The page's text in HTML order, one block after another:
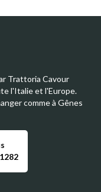
Trattoria Cavour
l'Italie et l'Europe.
comme à Gênes